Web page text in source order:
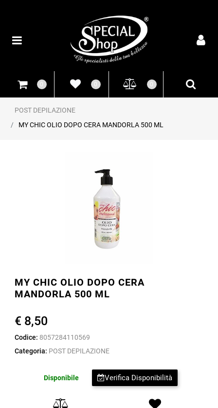
0 0 0
POST DEPILAZIONE
MY CHIC OLIO DOPO CERA MANDORLA 500 ML
MY CHIC OLIO DOPO CERA
MANDORLA 500 ML
€ 8,50
Codice: 8057284110569
Categoria: POST DEPILAZIONE
Verifica Disponibilità
Disponibile